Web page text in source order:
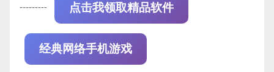
--------- 点击我领取精品软件
经典网络手机游戏